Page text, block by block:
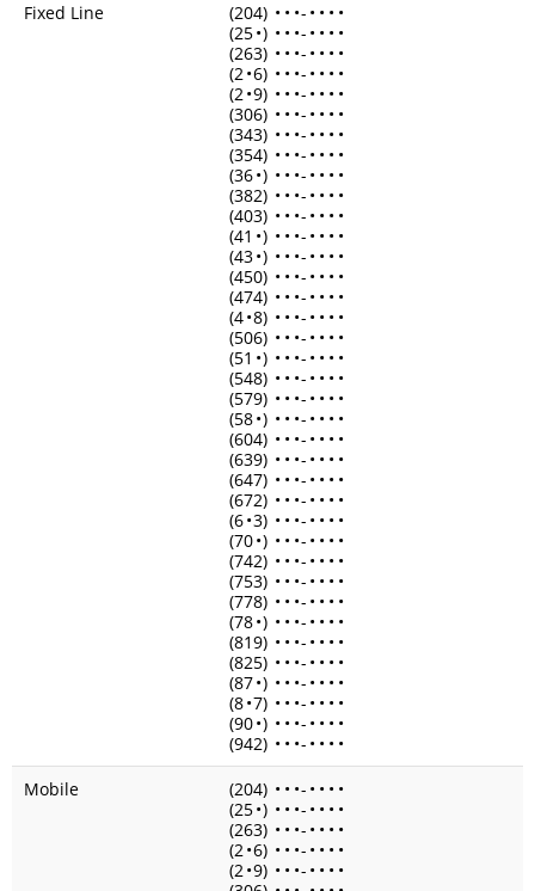
Fixed Line
(204) • • •- • • • •
(25•) • • •- • • • •
(263) • • •- • • • •
(2•6) • • •- • • • •
(2•9) • • •- • • • •
(306) • • •- • • • •
(343) • • •- • • • •
(354) • • •- • • • •
(36•) • • •- • • • •
(382) • • •- • • • •
(403) • • •- • • • •
(41 •) • • •- • • • •
(43•) • • •- • • • •
(450) • • •- • • • •
(474) • • •- • • • •
(4•8) • • •- • • • •
(506) • • •- • • • •
(51 •) • • •- • • • •
(548) • • •- • • • •
(579) • • •- • • • •
(58•) • • •- • • • •
(604) • • •- • • • •
(639) • • •- • • • •
(647) • • •- • • • •
(672) • • •- • • • •
(6•3) • • •- • • • •
(70•) • • •- • • • •
(742) • • •- • • • •
(753) • • •- • • • •
(778) • • •- • • • •
(78•) • • •- • • • •
(819) • • •- • • • •
(825) • • •- • • • •
(87•) • • •- • • • •
(8•7) • • •- • • • •
(90•) • • •- • • • •
(942) • • •- • • • •
Mobile
(204) • • •- • • • •
(25•) • • •- • • • •
(263) • • •- • • • •
(2•6) • • •- • • • •
(2•9) • • •- • • • •